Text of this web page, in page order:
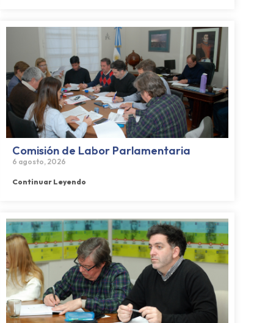
Comisión de Labor Parlamentaria
6 agosto, 2026
Continuar Leyendo